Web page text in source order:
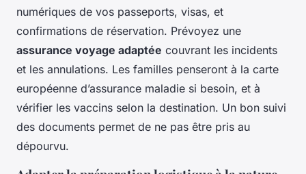
numériques de vos passeports, visas, et
confirmations de réservation. Prévoyez une
assurance voyage adaptée couvrant les incidents
et les annulations. Les familles penseront à la carte
européenne d’assurance maladie si besoin, et à
vérifier les vaccins selon la destination. Un bon suivi
des documents permet de ne pas être pris au
dépourvu.